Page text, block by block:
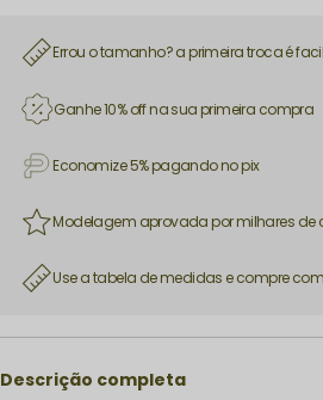
Errou o tamanho? a primeira troca é
Ganhe 10% off na sua primeira compra
Economize 5% pagando no pix
Modelagem aprovada por milhares de
Use a tabela de medidas e compre
Descrição completa